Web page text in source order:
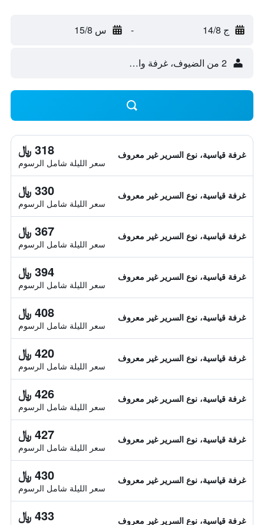
ج 14/8 - س 15/8
2 من الضيوف، غرفة واحدة
غرفة قياسية، نوع السرير غير معروف 318 ﷼
سعر الليلة شامل الرسوم
غرفة قياسية، نوع السرير غير معروف 330 ﷼
سعر الليلة شامل الرسوم
غرفة قياسية، نوع السرير غير معروف 367 ﷼
سعر الليلة شامل الرسوم
غرفة قياسية، نوع السرير غير معروف 394 ﷼
سعر الليلة شامل الرسوم
غرفة قياسية، نوع السرير غير معروف 408 ﷼
سعر الليلة شامل الرسوم
غرفة قياسية، نوع السرير غير معروف 420 ﷼
سعر الليلة شامل الرسوم
غرفة قياسية، نوع السرير غير معروف 426 ﷼
سعر الليلة شامل الرسوم
غرفة قياسية، نوع السرير غير معروف 427 ﷼
سعر الليلة شامل الرسوم
غرفة قياسية، نوع السرير غير معروف 430 ﷼
سعر الليلة شامل الرسوم
غرفة قياسية، نوع السرير غير معروف 433 ﷼